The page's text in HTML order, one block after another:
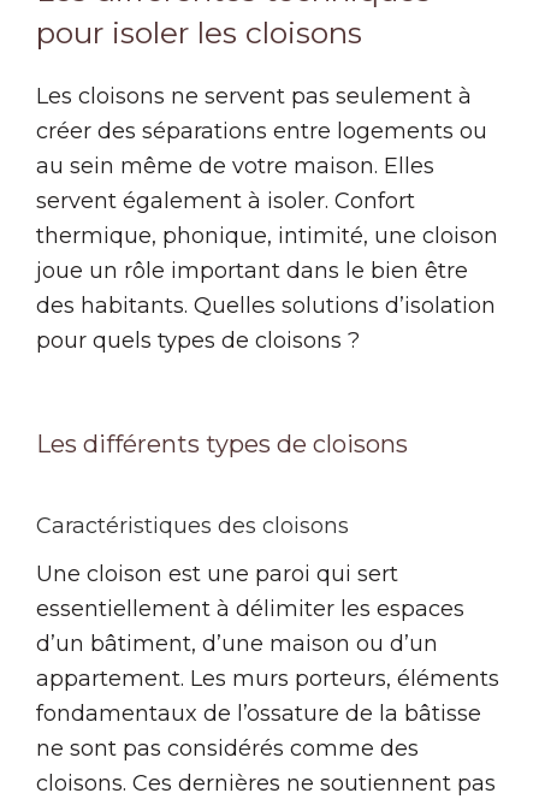
pour isoler les cloisons
Les cloisons ne servent pas seulement à
créer des séparations entre logements ou
au sein même de votre maison. Elles
servent également à isoler. Confort
thermique, phonique, intimité, une cloison
joue un rôle important dans le bien être
des habitants. Quelles solutions d’isolation
pour quels types de cloisons ?
Les différents types de cloisons
Caractéristiques des cloisons
Une cloison est une paroi qui sert
essentiellement à délimiter les espaces
d’un bâtiment, d’une maison ou d’un
appartement. Les murs porteurs, éléments
fondamentaux de l’ossature de la bâtisse
ne sont pas considérés comme des
cloisons. Ces dernières ne soutiennent pas